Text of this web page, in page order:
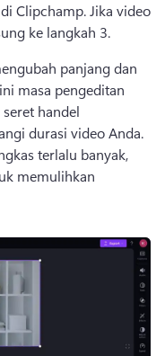
Clipchamp. Jika video
ke langkah 3.
panjang dan
masa pengeditan
handel
terlalu banyak,
memulihkan